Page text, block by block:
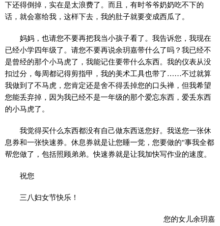
下还得倒掉，实在是太浪费了。而且，有时爷爷奶奶吃不下的
话，就会塞给我，这样下去，我的肚子就要变成西瓜了。
妈妈，也请您不要再把我当小孩子看了。我告诉您，我现在
已经小学四年级了。请您不要再说余玥嘉带什么了吗？我已经不
是曾经的那个小马虎了，我能记住要带什么东西。我的仪表从没
扣过分，每周都记得剪指甲，我的美术工具也带了……不过就算
我做到了不马虎，您肯定还是舍不得丢掉您的口头禅，但我希望
您能丢弃掉，因为我已经不是一年级的那个爱忘东西，爱丢东西
的小马虎了。
我觉得买什么东西都没有自己做东西送您好。我送您一张休
息券和一张快速券。休息券就是让您睡一觉，您要做的"事我全都
帮您做了，包括照顾弟弟。快速券就是让我加快写作业的速度。
祝您
三八妇女节快乐！
您的女儿余玥嘉